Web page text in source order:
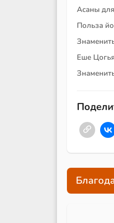
Асаны
Польза
Еше